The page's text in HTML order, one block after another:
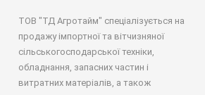
ТОВ "ТД Агротайм" спеціалізується на
продажу імпортної та вітчизняної
сільськогосподарської техніки,
обладнання, запасних частин і
витратних матеріалів, а також